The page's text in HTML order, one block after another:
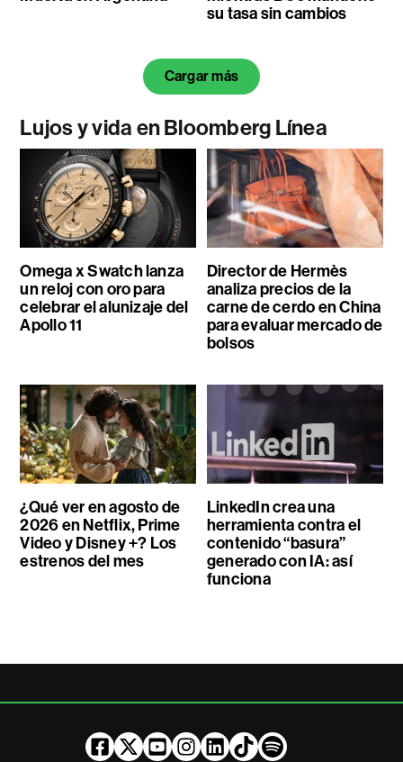
su tasa sin cambios
Cargar más
Lujos y vida en Bloomberg Línea
Omega x Swatch lanza
un reloj con oro para
celebrar el alunizaje del
Apollo 11
Director de Hermès
analiza precios de la
carne de cerdo en China
para evaluar mercado de
bolsos
¿Qué ver en agosto de
2026 en Netflix, Prime
Video y Disney +? Los
estrenos del mes
LinkedIn crea una
herramienta contra el
contenido “basura”
generado con IA: así
funciona